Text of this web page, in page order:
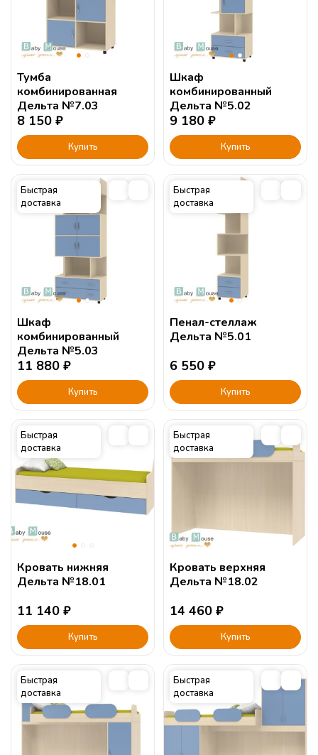
Тумба
комбинированная
Дельта №7.03
8 150 ₽
Купить
Шкаф
комбинированный
Дельта №5.02
9 180 ₽
Купить
Быстрая
доставка
Шкаф
комбинированный
Дельта №5.03
11 880 ₽
Купить
Быстрая
доставка
Пенал-стеллаж
Дельта №5.01
6 550 ₽
Купить
Быстрая
доставка
Кровать нижняя
Дельта №18.01
11 140 ₽
Купить
Быстрая
доставка
Кровать верхняя
Дельта №18.02
14 460 ₽
Купить
Быстрая
доставка
Быстрая
доставка